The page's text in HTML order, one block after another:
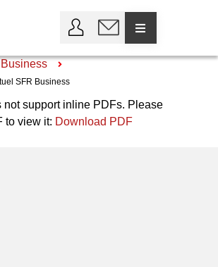
SFR Business
not support inline PDFs. Please
to view it: Download PDF